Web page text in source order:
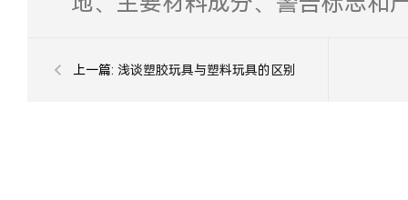
上一篇: 浅谈塑胶玩具与塑料玩具的区别